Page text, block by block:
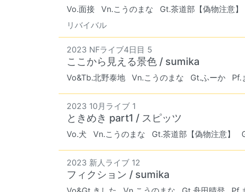
Vo.面接 Vn.こうのまな Gt.茶道部【偽物注意】
リバイバル
2023 NFライブ4日目 5
ここから見える景色 / sumika
Vo&Tb.北野泰地 Vn.こうのまな Gt.ふーか Pf.
2023 10月ライブ 1
ときめき part1 / スピッツ
Vo.犬 Vn.こうのまな Gt.茶道部【偽物注意】
2023 新人ライブ 12
フィクション / sumika